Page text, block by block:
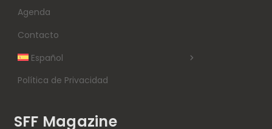
Agenda
Contacto
Español
Política de Privacidad
SFF Magazine